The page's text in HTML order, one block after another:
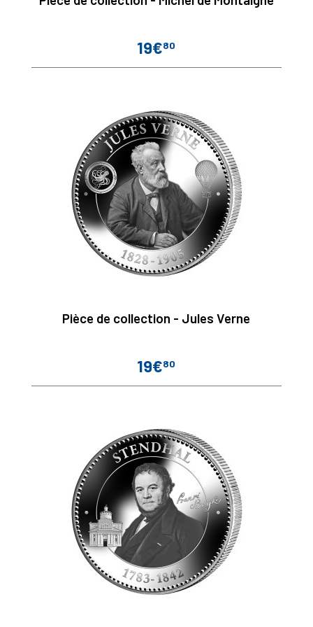
Prix
19€80
Pièce de collection - Jules Verne
Prix
19€80